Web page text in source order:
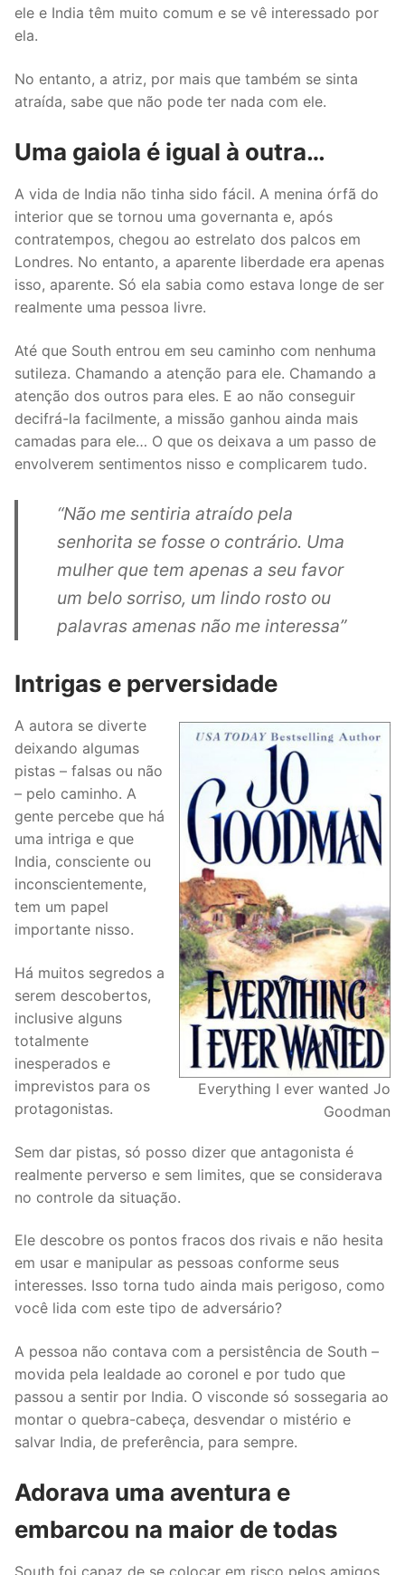
ele e India têm muito comum e se vê interessado por
ela.
No entanto, a atriz, por mais que também se sinta
atraída, sabe que não pode ter nada com ele.
Uma gaiola é igual à outra…
A vida de India não tinha sido fácil. A menina órfã do
interior que se tornou uma governanta e, após
contratempos, chegou ao estrelato dos palcos em
Londres. No entanto, a aparente liberdade era apenas
isso, aparente. Só ela sabia como estava longe de ser
realmente uma pessoa livre.
Até que South entrou em seu caminho com nenhuma
sutileza. Chamando a atenção para ele. Chamando a
atenção dos outros para eles. E ao não conseguir
decifrá-la facilmente, a missão ganhou ainda mais
camadas para ele… O que os deixava a um passo de
envolverem sentimentos nisso e complicarem tudo.
“Não me sentiria atraído pela
senhorita se fosse o contrário. Uma
mulher que tem apenas a seu favor
um belo sorriso, um lindo rosto ou
palavras amenas não me interessa”
Intrigas e perversidade
Everything I ever wanted Jo
Goodman
A autora se diverte
deixando algumas
pistas – falsas ou não
– pelo caminho. A
gente percebe que há
uma intriga e que
India, consciente ou
inconscientemente,
tem um papel
importante nisso.
Há muitos segredos a
serem descobertos,
inclusive alguns
totalmente
inesperados e
imprevistos para os
protagonistas.
Sem dar pistas, só posso dizer que antagonista é
realmente perverso e sem limites, que se considerava
no controle da situação.
Ele descobre os pontos fracos dos rivais e não hesita
em usar e manipular as pessoas conforme seus
interesses. Isso torna tudo ainda mais perigoso, como
você lida com este tipo de adversário?
A pessoa não contava com a persistência de South –
movida pela lealdade ao coronel e por tudo que
passou a sentir por India. O visconde só sossegaria ao
montar o quebra-cabeça, desvendar o mistério e
salvar India, de preferência, para sempre.
Adorava uma aventura e
embarcou na maior de todas